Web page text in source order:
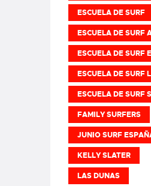
ESCUELA DE SURF
ESCUELA DE SURF
ESCUELA DE SURF
ESCUELA DE SURF
ESCUELA DE SURF
FAMILY SURFERS
JUNIO SURF
KELLY SLATER
LAS DUNAS